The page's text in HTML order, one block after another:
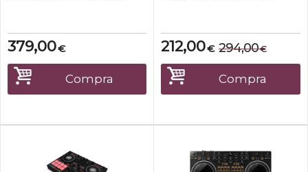
hardware DJ ti permetterà di
sfruttarla meglio che mai.
Questa evoluzione del DDJ-
XP1 migliora, infatti, le
funzionalità del modello
originale, senza sacr...
€
379,00
Compra
integrazione possibile con la
loro pluripremiata app
djay.CARATTERISTICHE DJ
controller compatto a 2 deck
per iOS, iPadOS, Android,
Mac ...
€
212,00 €
294,00
Compra